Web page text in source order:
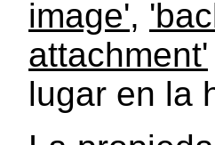
image',
attachment'
lugar en la